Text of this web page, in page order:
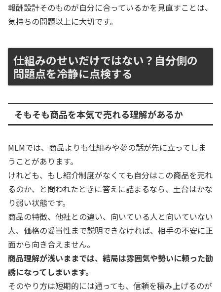
報酬設計そのものが自分に合っているかを見直すことは、
気持ちの問題以上に大切です。
仕組みのせいだけではない？自分側の
問題点を冷静に点検する
そもそも商品を本気で売れる理解があるか
MLMでは、商品よりも仕組みや夢の話が先に立ってしま
うことがあります。
けれども、もし紹介制度がなくても自分はこの商品を売れ
るのか、と問われたときに答えに詰まるなら、土台はかな
り弱い状態です。
商品の特徴、他社との違い、向いている人と向いていない
人、価格の妥当性まで説明できなければ、相手の不安に正
面から向き合えません。
商品理解が浅いままでは、結局は雰囲気や勢いに頼った勧
誘になってしまいます。
そのやり方は短期的には通っても、信頼を積み上げるのが